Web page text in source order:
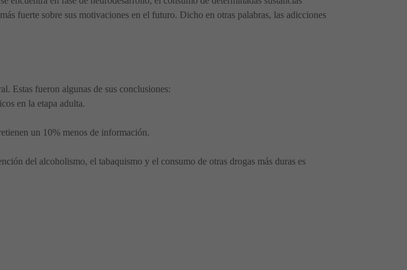
fuerte sobre sus motivaciones en el futuro. Dicho en otras palabras, las adicciones
Estas fueron algunas de sus conclusiones:
en la etapa adulta.
un 10% menos de información.
del alcoholismo, el tabaquismo y el consumo de otras drogas más duras es